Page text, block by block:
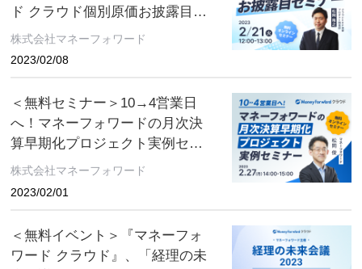
ド クラウド個別原価お披露目セ
ミナー
株式会社マネーフォワード
2023/02/08
＜無料セミナー＞10→4営業日
へ！マネーフォワードの月次決
算早期化プロジェクト実例セミ
ナー
株式会社マネーフォワード
2023/02/01
＜無料イベント＞『マネーフォ
ワード クラウド』、「経理の未